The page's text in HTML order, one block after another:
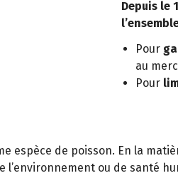
Depuis le
Pour
au
Pour
espèce de poisson. En la
ou de santé